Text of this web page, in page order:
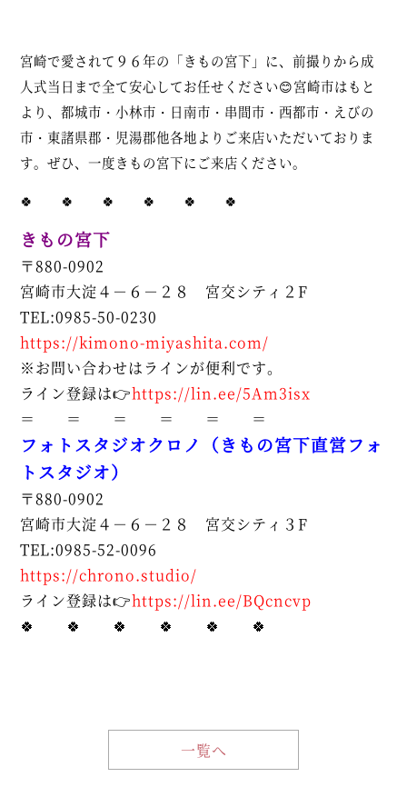
宮崎で愛されて９６年の「きもの宮下」に、前撮りから成
人式当日まで全て安心してお任せください😊宮崎市はもと
より、都城市・小林市・日南市・串間市・西都市・えびの
市・東諸県郡・児湯郡他各地よりご来店いただいておりま
す。ぜひ、一度きもの宮下にご来店ください。
🍀 🍀 🍀 🍀 🍀 🍀
きもの宮下
〒880-0902
宮崎市大淀４－６－２８ 宮交シティ２F
TEL:0985-50-0230
https://kimono-miyashita.com/
※お問い合わせはラインが便利です。
ライン登録は👉https://lin.ee/5Am3isx
＝ ＝ ＝ ＝ ＝ ＝
フォトスタジオクロノ（きもの宮下直営フォ
トスタジオ）
〒880-0902
宮崎市大淀４－６－２８ 宮交シティ３F
TEL:0985-52-0096
https://chrono.studio/
ライン登録は👉https://lin.ee/BQcncvp
🍀 🍀 🍀 🍀 🍀 🍀
一覧へ